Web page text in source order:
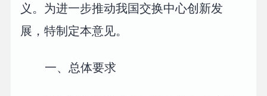
义。为进一步推动我国交换中心创新发
展，特制定本意见。
一、总体要求